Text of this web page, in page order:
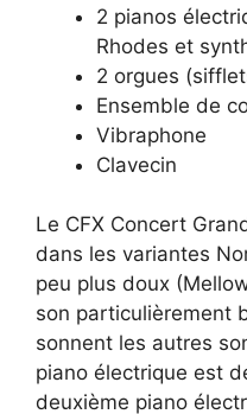
2 pianos
Rhodes et
2 orgues
Ensemble de
Vibraphone
Clavecin
Le CFX Concert
dans les variantes
peu plus doux
son particulièrement
sonnent les autres
piano électrique est
deuxième piano